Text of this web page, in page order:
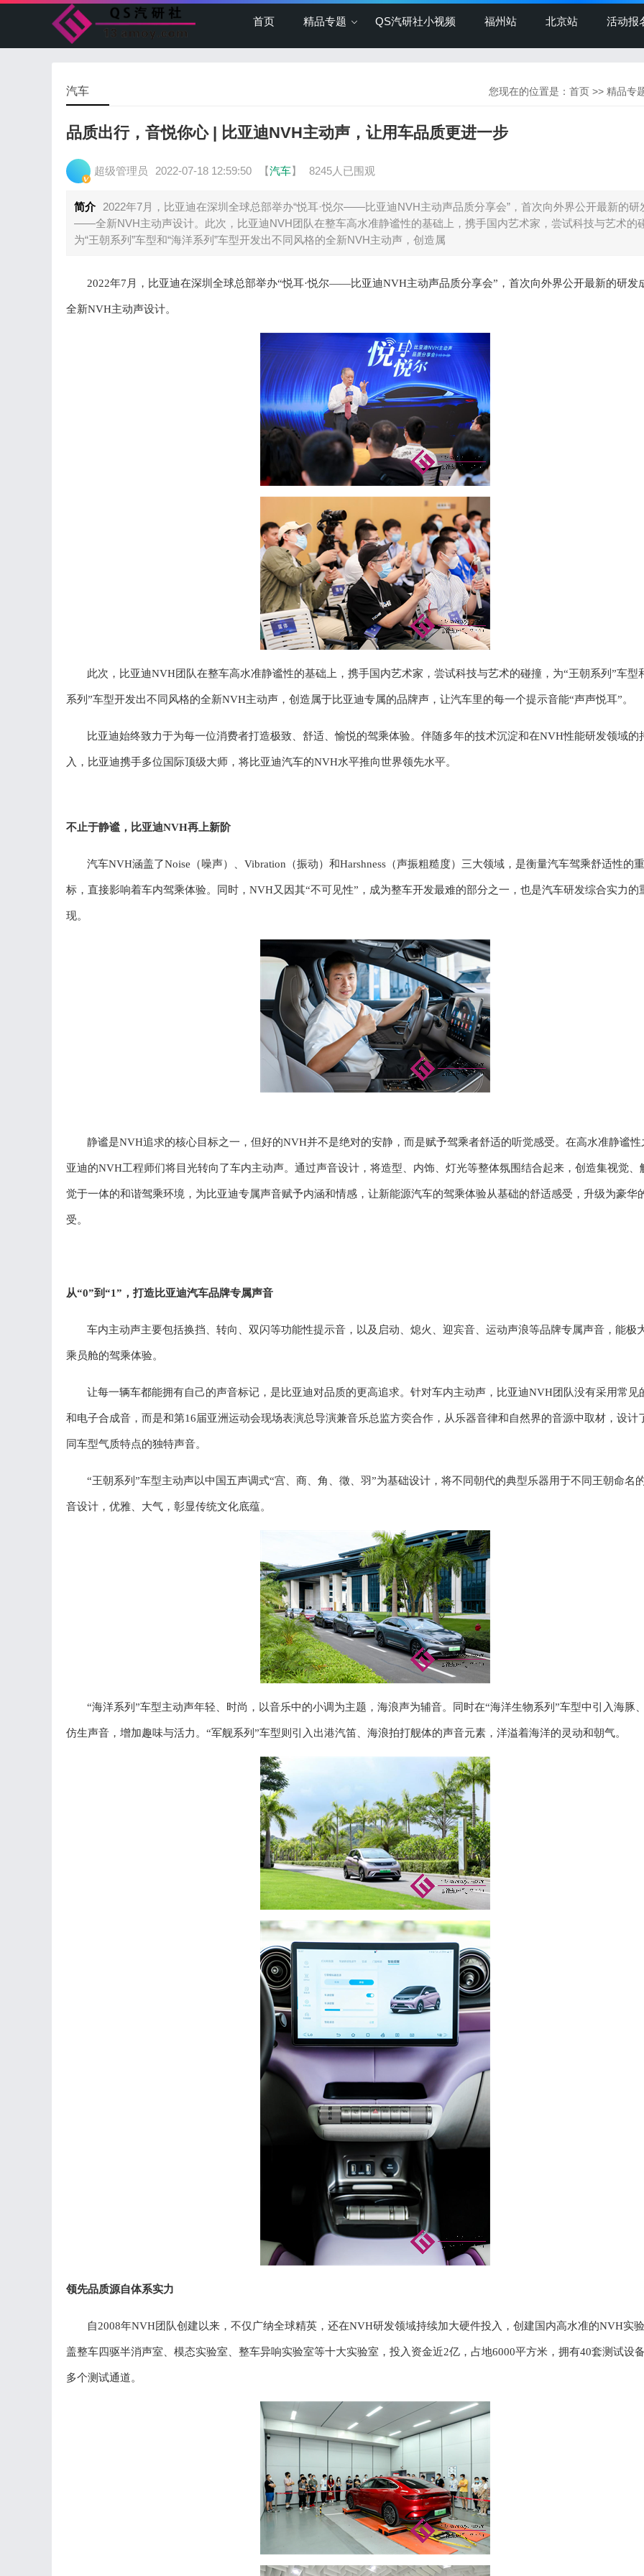
首页 精品专题 QS汽研社小视频 福州站 北京站 活动报
您现在的位置是： 首页 >> 精品专
汽车
品质出行，音悦你心 | 比亚迪NVH主动声，让用车品质更进一步
超级管理员 2022-07-18 12:59:50 【汽车】 8245人已围观
简介
2022年7月，比亚迪在深圳全球总部举办“悦耳·悦尔——比亚迪NVH主动声品质分享会”，首次向外界公开最新的研
——全新NVH主动声设计。此次，比亚迪NVH团队在整车高水准静谧性的基础上，携手国内艺术家，尝试科技与艺术的
为“王朝系列”车型和“海洋系列”车型开发出不同风格的全新NVH主动声，创造属
2022年7月 ，比亚迪在深圳全球总部举办“悦耳·悦尔——比亚迪NVH主动声品质分享会” ， 首次向外界公开最新的研发
全新NVH主动声设计。
此次，比亚迪NVH团队在整车高水准静谧性的基础上， 携手国内艺术家，尝试科技与艺术的碰撞，为“王朝系列”车型
系列”车型开发出不同风格的全新NVH主动声 ， 创造属于比亚迪专属的品牌声 ， 让汽车里的每一个提示音能“声声悦耳”。
比亚迪始终致力于为每一位消费者打造极致、舒适、愉悦的驾乘体验。 伴随多年的技术沉淀和在NVH性能研发领域的
入，比亚迪携手多位 国际顶级大师 ，将比亚迪汽车的NVH水平推向世界领先水平。
不止于静谧 ， 比亚迪NVH再上新阶
汽车NVH涵盖了Noise（噪声）、Vibration（振动）和Harshness（声振粗糙度）三大领域，是衡量汽车驾乘舒适性的
标，直接影响着车内驾乘体验。同时，NVH又因其“不可见性”，成为整车开发最难的部分之一，也是汽车研发综合实力的
现。
静谧是NVH追求的核心目标之一，但好的NVH并不是绝对的安静，而是赋予驾乘者舒适的听觉感受。 在高水准静谧性
亚迪的NVH工程师们将目光转向了车内主动声。 通过声音设计，将造型、内饰、灯光等整体氛围结合起来，创造集视觉、
觉于一体的和谐驾乘环境，为比亚迪专属声音赋予内涵和情感， 让新能源汽车的驾乘体验从基础的舒适感受，升级为豪华
受。
从“0”到“1” ， 打造比亚迪汽车品牌专属声音
车内主动声主要包括换挡、转向、双闪等功能性提示音，以及启动、熄火、迎宾音、运动声浪等品牌专属声音，能极
乘员舱的驾乘体验。
让每一辆车都能拥有自己的声音标记，是比亚迪对品质的更高追求。针对车内主动声，比亚迪NVH团队没有采用常见
和电子合成音，而是和第16届亚洲运动会现场表演总导演兼音乐总监方奕合作，从乐器音律和自然界的音源中取材，设计
同车型气质特点的独特声音。
“王朝系列”车型主动声以中国五声调式“宫、商、角、徵、羽”为基础设计，将不同朝代的典型乐器用于不同王朝命名
音设计，优雅、大气 ， 彰显传统文化底蕴。
“海洋系列”车型主动声年轻、时尚，以音乐中的小调为主题，海浪声为辅音。同时在“海洋生物系列”车型中引入海豚
仿生声音，增加趣味与活力。“军舰系列”车型则引入出港汽笛、海浪拍打舰体的声音元素，洋溢着海洋的灵动和朝气。
领先品质源自体系实力
自2008年NVH团队创建以来，不仅广纳全球精英，还在NVH研发领域持续加大硬件投入 ， 创建国内高水准的NVH实
盖整车四驱半消声室、模态实验室、整车异响实验室等十大实验室 ，投入资金近2亿，占地6000平方米，拥有40套测试设
多个测试通道。